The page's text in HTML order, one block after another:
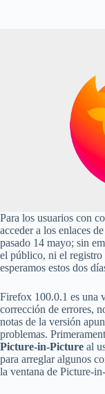
Para los usuarios con
acceder a los enlaces
pasado 14 mayo; sin
el público, ni el
esperamos estos dos
Firefox 100.0.1 es una
corrección de errores,
notas de la versión
problemas.
Picture-in-Picture al
para arreglar algunos
la ventana de Picture-